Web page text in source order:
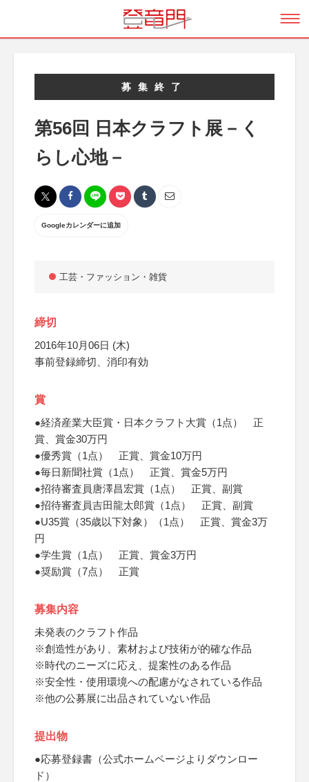
募集終了
第56回 日本クラフト展－く
らし心地－
Googleカレンダーに追加
工芸・ファッション・雑貨
締切
2016年10月06日 (木)
事前登録締切、消印有効
賞
●経済産業大臣賞・日本クラフト大賞（1点） 正
賞、賞金30万円
●優秀賞（1点） 正賞、賞金10万円
●毎日新聞社賞（1点） 正賞、賞金5万円
●招待審査員唐澤昌宏賞（1点） 正賞、副賞
●招待審査員吉田龍太郎賞（1点） 正賞、副賞
●U35賞（35歳以下対象）（1点） 正賞、賞金3万
円
●学生賞（1点） 正賞、賞金3万円
●奨励賞（7点） 正賞
募集内容
未発表のクラフト作品
※創造性があり、素材および技術が的確な作品
※時代のニーズに応え、提案性のある作品
※安全性・使用環境への配慮がなされている作品
※他の公募展に出品されていない作品
提出物
●応募登録書（公式ホームページよりダウンロー
ド）